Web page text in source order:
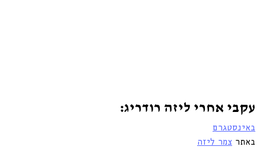
עקבי אחרי ליזה רודריג:
באינסטגרם
באתר צמר ליזה